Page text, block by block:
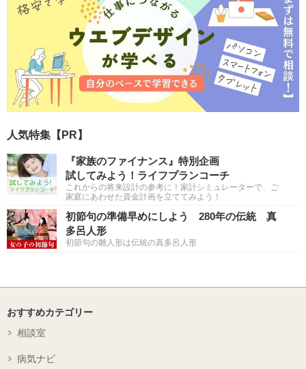
人気特集【PR】
『家族のファイナンス』特別企画
試してみよう！ライフプランコーチ
これからの将来設計の参考に！家計シミュレーターで、ご
家庭にあわせた資金計画を立ててみよう！
初節句の準備早めにしよう 280年の伝統 真
多呂人形
初節句の雛人形は伝統の真多呂人形
おすすめカテゴリー
相談室
病気ナビ